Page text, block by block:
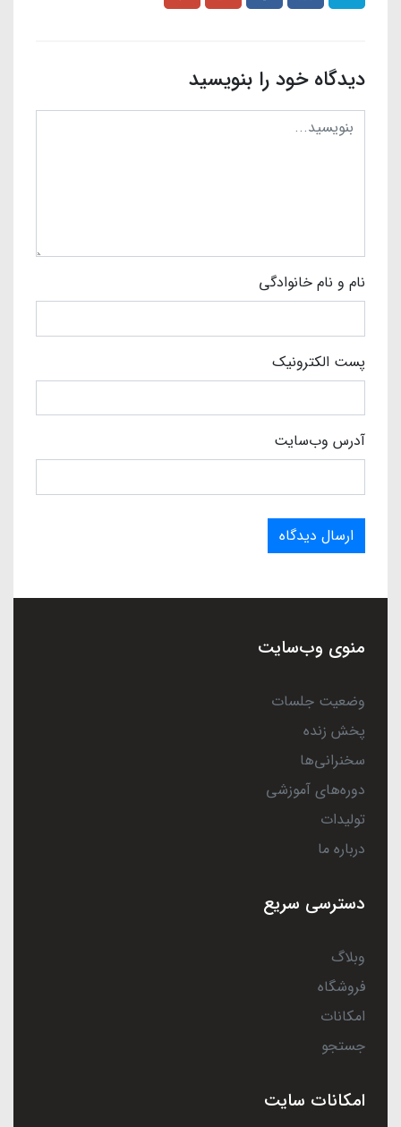
دیدگاه خود را بنویسید
نام و نام خانوادگی
پست الکترونیک
آدرس وب‌سایت
ارسال دیدگاه
منوی وب‌سایت
وضعیت جلسات
پخش زنده
سخنرانی‌ها
دوره‌های آموزشی
تولیدات
درباره ما
دسترسی سریع
وبلاگ
فروشگاه
امکانات
جستجو
امکانات سایت